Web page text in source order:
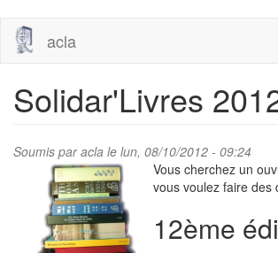
Aller
contenu
acla
Solidar'Livres
Soumis paracla le lun, 08/10/2012 - 09:24
Vous cherchez un
vous voulez faire des
12ème